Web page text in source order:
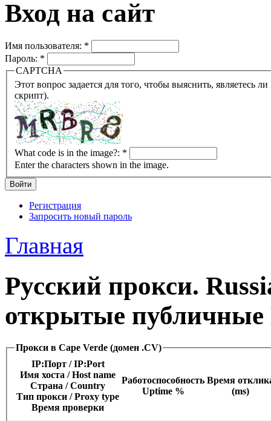
Вход на сайт
Имя пользователя: *
Пароль: *
CAPTCHA
Этот вопрос задается для того, чтобы выяснить, являетесь ли Вы человеком или представляете из себя робота
скрипт).
What code is in the image?: *
Enter the characters shown in the image.
Регистрация
Запросить новый пароль
Главная
Русский прокси.
открытые публичные
Прокси в Cape Verde (домен .CV)
IP:Порт / IP:Port
Имя хоста / Host name
Страна / Сountry
Тип прокси / Proxy type
Время проверки
Работоспособность
Uptime %
Время
(ms)